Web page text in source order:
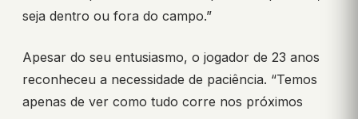
seja dentro ou fora do campo.”
Apesar do seu entusiasmo, o jogador de 23 anos
reconheceu a necessidade de paciência. “Temos
apenas de ver como tudo corre nos próximos